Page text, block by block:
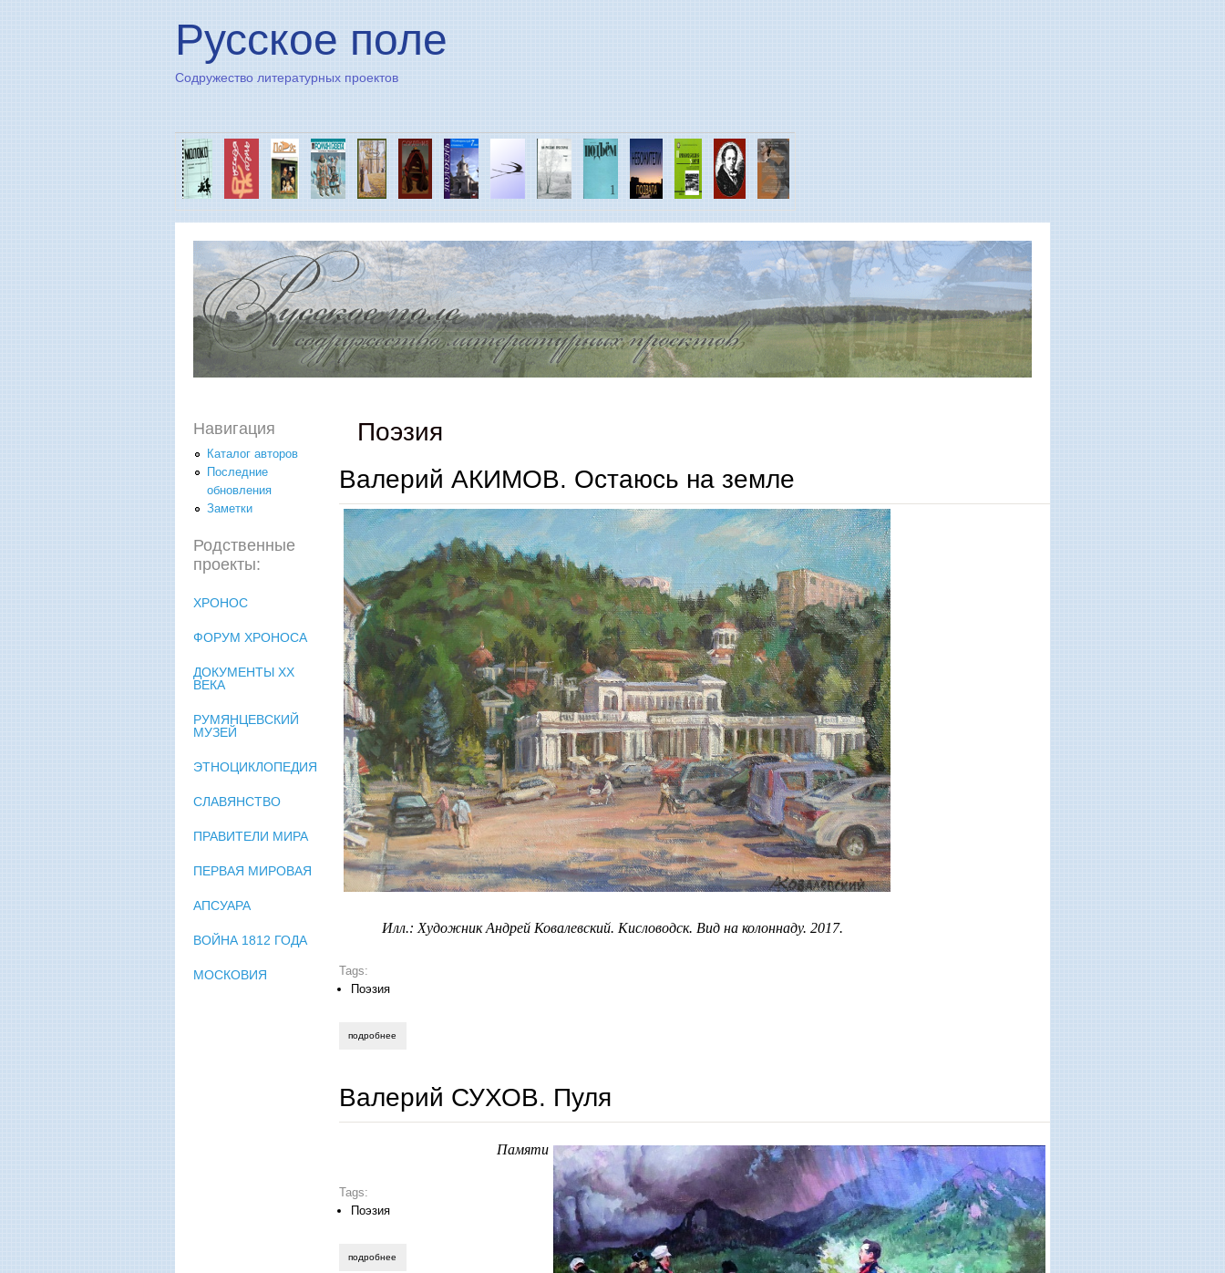
Русское поле
Содружество литературных проектов
Поэзия
Валерий АКИМОВ. Остаюсь на земле
Илл.: Художник Андрей Ковалевский. Кисловодск. Вид на колоннаду. 2017.
Tags:
Поэзия
подробнее
Валерий СУХОВ. Пуля
Памяти
Tags:
Поэзия
подробнее
Навигация
Каталог авторов
Последние
обновления
Заметки
Родственные
проекты:
ХРОНОС
ФОРУМ ХРОНОСА
ДОКУМЕНТЫ XX
ВЕКА
РУМЯНЦЕВСКИЙ
МУЗЕЙ
ЭТНОЦИКЛОПЕДИЯ
СЛАВЯНСТВО
ПРАВИТЕЛИ МИРА
ПЕРВАЯ МИРОВАЯ
АПСУАРА
ВОЙНА 1812 ГОДА
МОСКОВИЯ